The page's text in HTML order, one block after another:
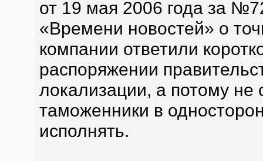
от 19 мая 2006 года за
«Времени новостей» о
компании ответили
распоряжении
локализации, а потому не
таможенники в
исполнять.